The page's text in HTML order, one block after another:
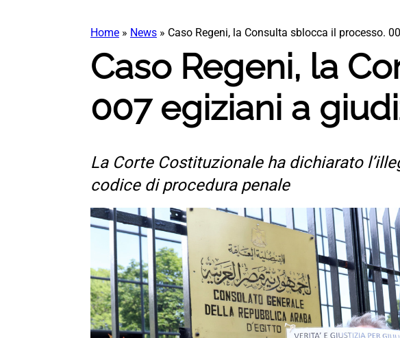
Home » News » Caso Regeni, la Consulta sblocca il processo.
Caso Regeni, la
007 egiziani a
La Corte Costituzionale ha dichiarato
codice di procedura penale